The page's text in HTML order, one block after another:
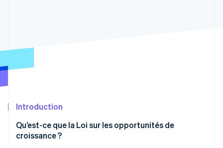
Atlas
Climate
Vérification de l'identité
Introduction
Qu’est-ce que la Loi sur les opportunités de
croissance ?